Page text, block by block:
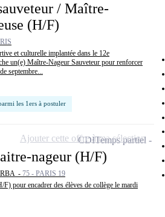
/ Maître-
(H/F)
et culturelle implantée dans le 12e
un(e) Maître-Nageur Sauveteur pour renforcer
septembre...
les 1ers à postuler
nageur (H/F)
- 75 - PARIS 19
F) pour encadrer des élèves de collège le mardi
CDITemps partiel
Ajouter cette offre à ma sélection